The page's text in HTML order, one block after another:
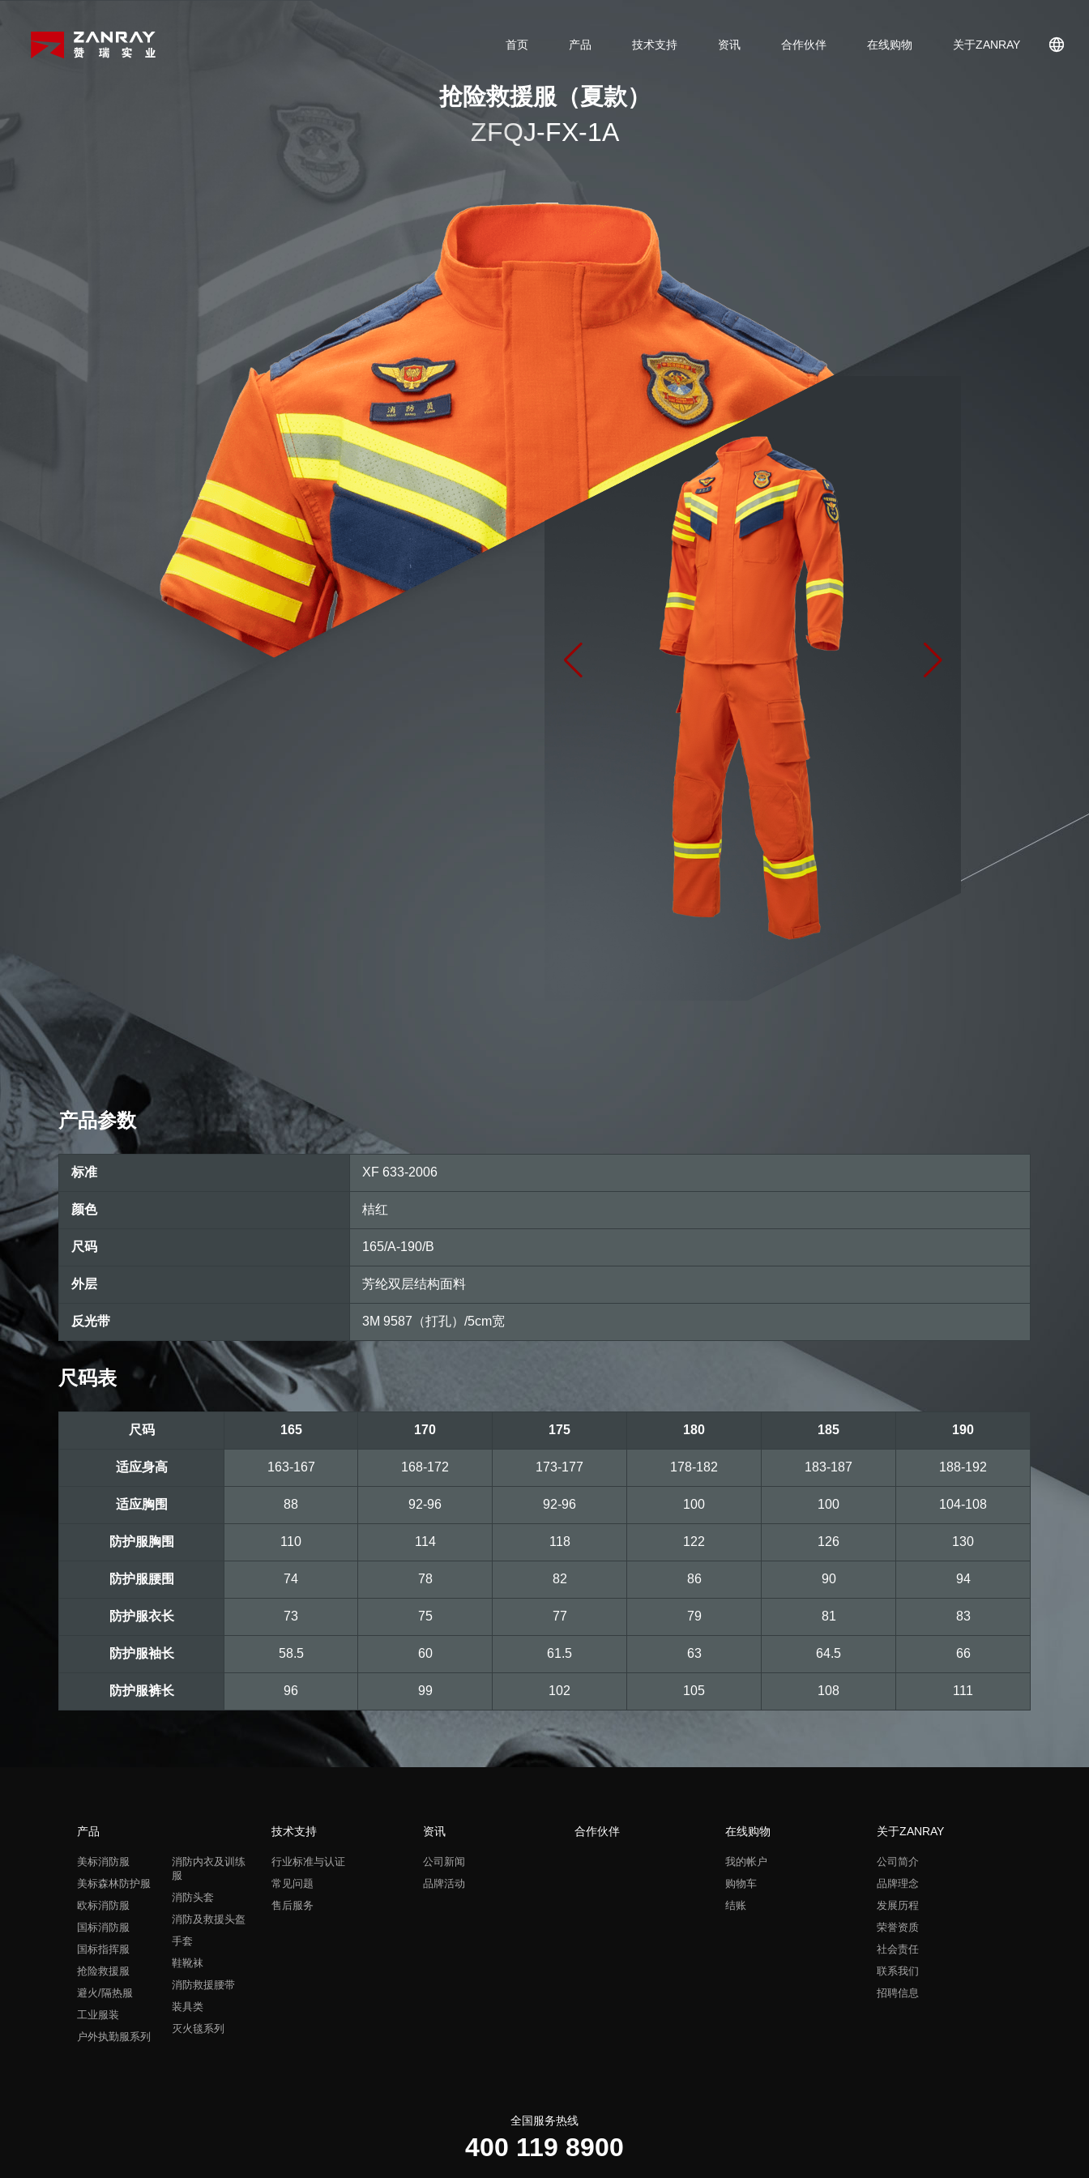
首页 产品 技术支持 资讯 合作伙伴 在线购物 关于ZANRAY
抢险救援服（夏款）
ZFQJ-FX-1A
产品参数
标准 XF 633-2006
颜色 桔红
尺码 165/A-190/B
外层 芳纶双层结构面料
反光带 3M 9587（打孔）/5cm宽
尺码表
尺码 165 170 175 180 185 190
适应身高 163-167 168-172 173-177 178-182 183-187 188-192
适应胸围 88 92-96 92-96 100 100 104-108
防护服胸围 110 114 118 122 126 130
防护服腰围 74 78 82 86 90 94
防护服衣长 73 75 77 79 81 83
防护服袖长 58.5 60 61.5 63 64.5 66
防护服裤长 96 99 102 105 108 111
产品
美标消防服
美标森林防护服
欧标消防服
国标消防服
国标指挥服
抢险救援服
避火/隔热服
工业服装
户外执勤服系列
消防内衣及训练
服
消防头套
消防及救援头盔
手套
鞋靴袜
消防救援腰带
装具类
灭火毯系列
技术支持
行业标准与认证
常见问题
售后服务
资讯
公司新闻
品牌活动
合作伙伴 在线购物
我的帐户
购物车
结账
关于ZANRAY
公司简介
品牌理念
发展历程
荣誉资质
社会责任
联系我们
招聘信息
全国服务热线
400 119 8900